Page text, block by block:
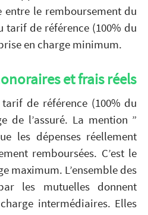
entre le remboursement du
de référence (100% du
en charge minimum.
et frais réels
de référence (100% du
de l’assuré. La mention ”
les dépenses réellement
remboursées. C’est le
maximum. L’ensemble des
les mutuelles donnent
intermédiaires. Elles